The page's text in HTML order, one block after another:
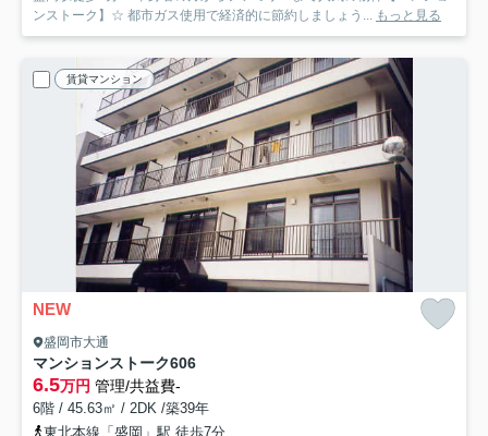
ンストーク】☆ 都市ガス使用で経済的に節約しましょう...
もっと見る
賃貸マンション
NEW
盛岡市大通
マンションストーク606
6.5万円 管理/共益費-
6階 / 45.63㎡ / 2DK /築39年
東北本線「盛岡」駅 徒歩7分